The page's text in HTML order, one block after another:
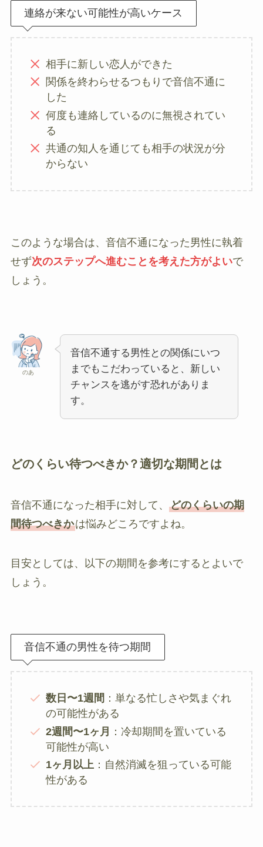
連絡が来ない可能性が高いケース
相手に新しい恋人ができた
関係を終わらせるつもりで音信不通に
した
何度も連絡しているのに無視されてい
る
共通の知人を通じても相手の状況が分
からない
このような場合は、音信不通になった男性に執着
せず次のステップへ進むことを考えた方がよいで
しょう。
のあ
音信不通する男性との関係にいつ
までもこだわっていると、新しい
チャンスを逃がす恐れがありま
す。
どのくらい待つべきか？適切な期間とは
音信不通になった相手に対して、 どのくらいの期
間待つべきかは悩みどころですよね。
目安としては、以下の期間を参考にするとよいで
しょう。
音信不通の男性を待つ期間
数日〜1週間 ：単なる忙しさや気まぐれ
の可能性がある
2週間〜1ヶ月
：冷却期間を置いている
可能性が高い
1ヶ月以上 ：自然消滅を狙っている可能
性がある